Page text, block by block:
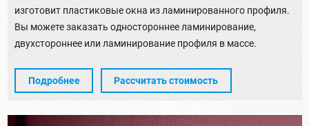
изготовит пластиковые окна из ламинированного профиля.
Вы можете заказать одностороннее ламинирование,
двухстороннее или ламинирование профиля в массе.
Подробнее Рассчитать стоимость